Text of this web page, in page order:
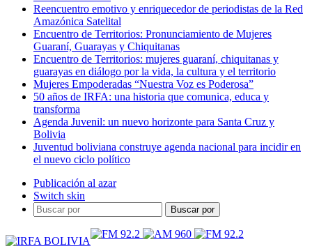
Reencuentro emotivo y enriquecedor de periodistas de la Red
Amazónica Satelital
Encuentro de Territorios: Pronunciamiento de Mujeres
Guaraní, Guarayas y Chiquitanas
Encuentro de Territorios: mujeres guaraní, chiquitanas y
guarayas en diálogo por la vida, la cultura y el territorio
Mujeres Empoderadas “Nuestra Voz es Poderosa”
50 años de IRFA: una historia que comunica, educa y
transforma
Agenda Juvenil: un nuevo horizonte para Santa Cruz y
Bolivia
Juventud boliviana construye agenda nacional para incidir en
el nuevo ciclo político
Publicación al azar
Switch skin
Buscar por